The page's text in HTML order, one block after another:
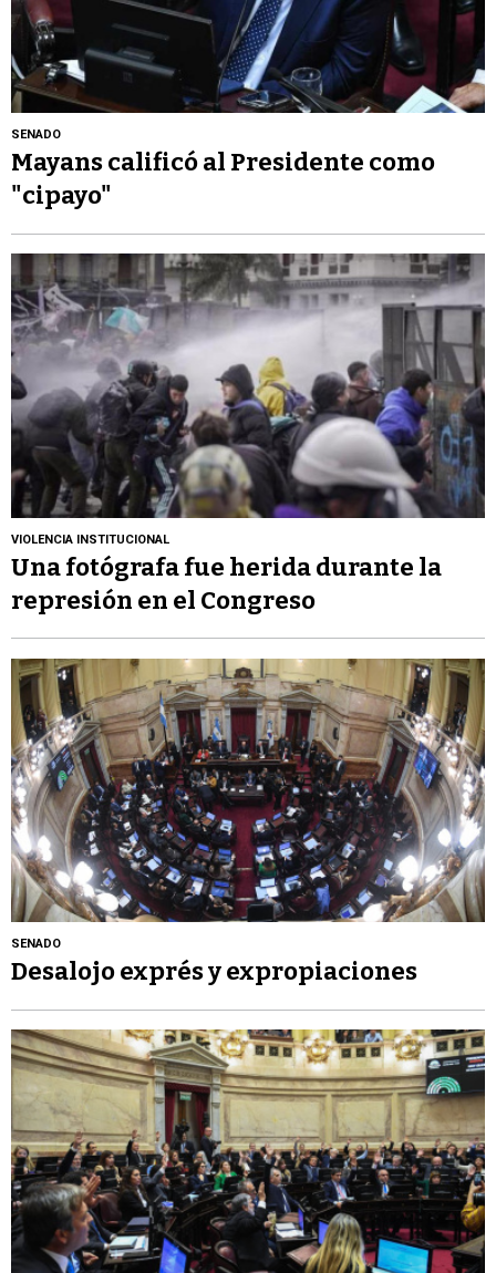
SENADO
Mayans calificó al Presidente como
"cipayo"
VIOLENCIA INSTITUCIONAL
Una fotógrafa fue herida durante la
represión en el Congreso
SENADO
Desalojo exprés y expropiaciones